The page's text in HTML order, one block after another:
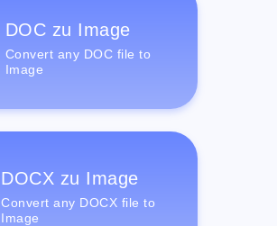
DOC zu Image
Convert any DOC file to
Image
DOCX zu Image
Convert any DOCX file to
Image